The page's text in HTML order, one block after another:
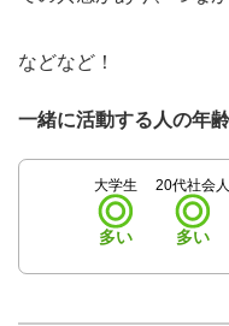
などなど！
一緒に活動する人の年
大学生
多い
20代社会人
多い